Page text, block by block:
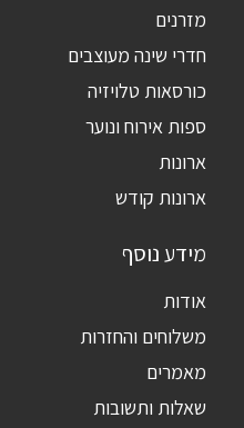
מזרנים
חדרי שינה מעוצבים
כורסאות טלויזיה
ספות אירוח ונוער
ארונות
ארונות קודש
מידע נוסף
אודות
משלוחים והחזרות
מאמרים
שאלות ותשובות